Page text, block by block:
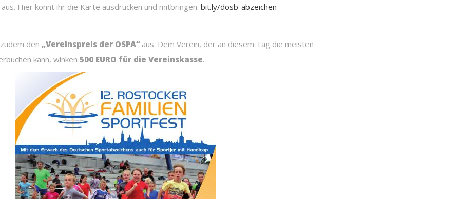
Hier könnt ihr die Karte ausdrucken und mitbringen: bit.ly/dosb-abzeichen
den „Vereinspreis der OSPA“ aus. Dem Verein, der an diesem Tag die meisten
kann, winken 500 EURO für die Vereinskasse.